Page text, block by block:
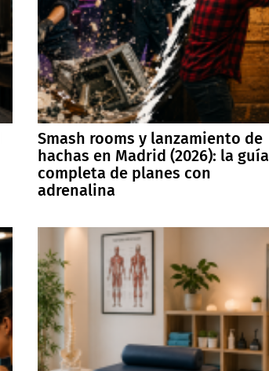
Smash rooms y lanzamiento de
hachas en Madrid (2026): la guía
completa de planes con
adrenalina